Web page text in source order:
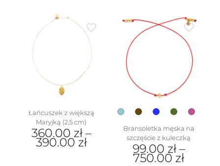
Łańcuszek z większą
Maryjką (2,5 cm)
360.00 zł–
390.00 zł
Bransoletka męska na
szczęście z kuleczką
99.00 zł–
750.00 zł